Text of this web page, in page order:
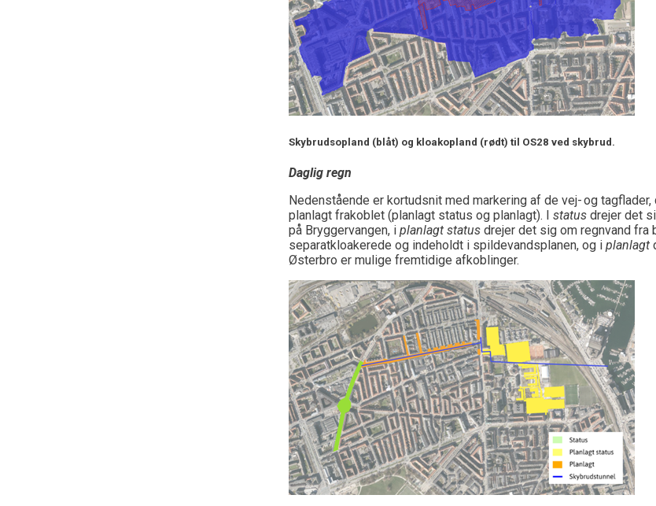
Skybrudsopland (blåt) og kloakopland (rødt) til OS28 ved skybrud.
Daglig regn
Nedenstående er kortudsnit med markering af de vej- og tagflader,
planlagt frakoblet (planlagt status og planlagt). I status drejer det
på Bryggervangen, i planlagt status drejer det sig om regnvand fra
separatkloakerede og indeholdt i spildevandsplanen, og i planlagt
Østerbro er mulige fremtidige afkoblinger.